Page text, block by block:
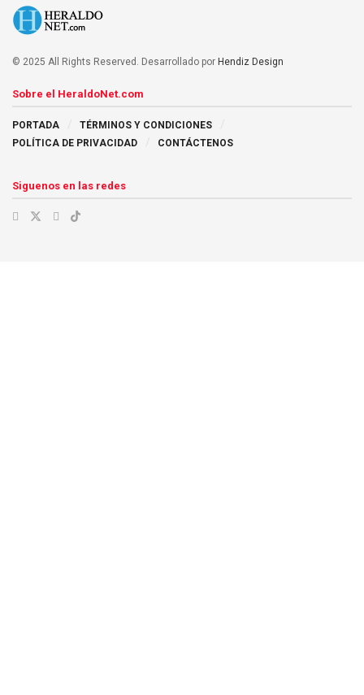
© 2025 All Rights Reserved. Desarrollado por Hendiz Design
Sobre el HeraldoNet.com
PORTADA
TÉRMINOS Y CONDICIONES
POLÍTICA DE PRIVACIDAD
CONTÁCTENOS
Siguenos en las redes